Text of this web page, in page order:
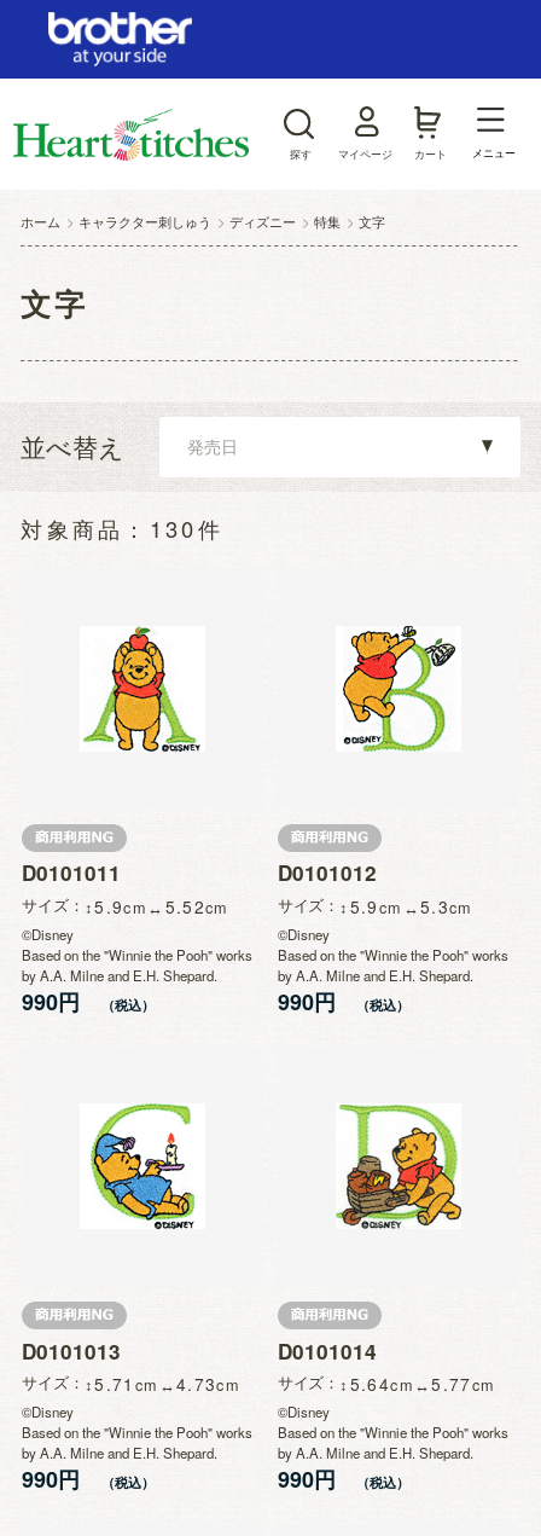
探す マイページ カート メニュー
ホーム > キャラクター刺しゅう >ディズニー >特集 >文字
文字
並べ替え
130件
D0101011
サイズ 5.9 5.52
©Disney
Based on the "Winnie the Pooh" works
by A.A. Milne and E.H. Shepard.
990円
D0101012
サイズ 5.9 5.3
©Disney
Based on the "Winnie the Pooh" works
by A.A. Milne and E.H. Shepard.
990円
D0101013
サイズ 5.71 4.73
©Disney
Based on the "Winnie the Pooh" works
by A.A. Milne and E.H. Shepard.
990円
D0101014
サイズ 5.64 5.77
©Disney
Based on the "Winnie the Pooh" works
by A.A. Milne and E.H. Shepard.
990円
ログイン/新規会員登録